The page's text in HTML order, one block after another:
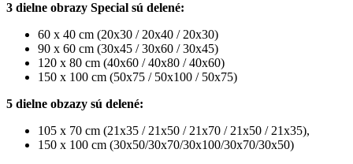
3 dielne obrazy Special sú delené:
60 x 40 cm (20x30 / 20x40 / 20x30)
90 x 60 cm (30x45 / 30x60 / 30x45)
120 x 80 cm (40x60 / 40x80 / 40x60)
150 x 100 cm (50x75 / 50x100 / 50x75)
5 dielne obzazy sú delené:
105 x 70 cm (21x35 / 21x50 / 21x70 / 21x50 / 21x35),
150 x 100 cm (30x50/30x70/30x100/30x70/30x50)